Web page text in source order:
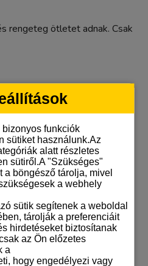
funkciók
sütiket használunk.Az
alatt részletes
sütiről.A "Szükséges"
a böngésző tárolja, mivel
a webhely
sütik segítenek a weboldal
tárolják a preferenciáit
hirdetéseket biztosítanak
az Ön előzetes
a
hogy engedélyezi vagy
rengeteg ötletet adnak. Csak
ajánlani tudom őket.